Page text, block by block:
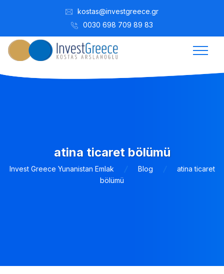
kostas@investgreece.gr
0030 698 709 89 83
atina ticaret bölümü
Invest Greece Yunanistan Emlak Blog
atina ticaret
bölümü